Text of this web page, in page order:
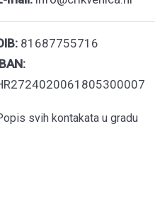
81687755716
svih kontakata u gradu